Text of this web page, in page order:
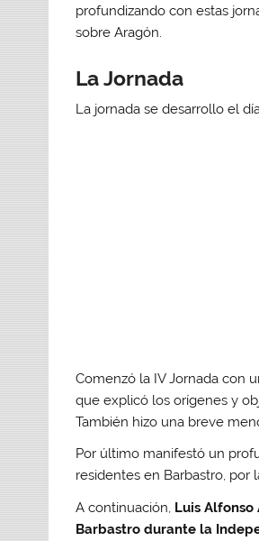
profundizando con estas
sobre Aragón.
La Jornada
La jornada se desarrollo el
Comenzó la IV Jornada con
que explicó los orígenes y
También hizo una breve
Por último manifestó un
residentes en Barbastro, por
A continuación, Luis Alfonso
Barbastro durante la